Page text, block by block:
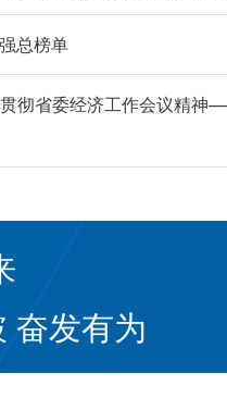
总榜单
贯彻省委经济工作会议精
奋发有为